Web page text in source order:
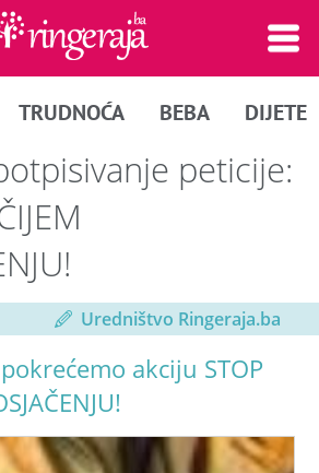
TRUDNOĆA BEBA DIJETE
peticije:
Uredništvo Ringeraja.ba
akciju STOP